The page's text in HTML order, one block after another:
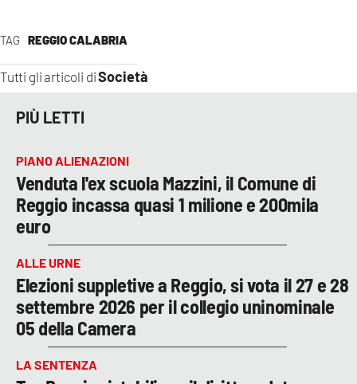
TAG REGGIO CALABRIA
Tutti gli articoli diSocietà
PIÙ LETTI
PIANO ALIENAZIONI
Venduta l'ex scuola Mazzini, il Comune di
Reggio incassa quasi 1 milione e 200mila
euro
ALLE URNE
Elezioni suppletive a Reggio, si vota il 27 e 28
settembre 2026 per il collegio uninominale
05 della Camera
LA SENTENZA